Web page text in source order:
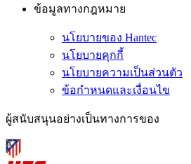
ข้อมูลทางกฎหมาย
นโยบายของ Hantec
นโยบายคุกกี้
นโยบายความเป็นส่วนตัว
ข้อกำหนดและเงื่อนไข
ผู้สนับสนุนอย่างเป็นทางการของ